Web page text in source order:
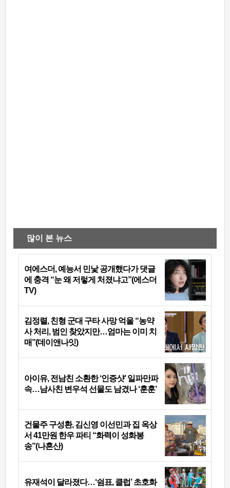
많이 본 뉴스
여에스더, 예능서 민낯 공개했다가 댓글
에 충격 “눈 왜 저렇게 처졌냐고”(에스더
TV)
김정렬, 친형 군대 구타 사망 억울 “농약
사 처리, 범인 찾았지만…엄마는 이미 치
매”(데이앤나잇)
아이유, 전남친 소환한 ‘인증샷’ 일파만파
속…남사친 변우석 선물도 남겼나 ‘훈훈’
건물주 구성환, 김신영 이선민과 집 옥상
서 41만원 한우 파티 “화력이 성화봉
송”(나혼산)
유재석이 달라졌다…‘쉼표, 클럽’ 초호화